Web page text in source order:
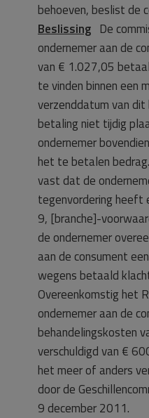
behoeven, beslist de
Beslissing De
ondernemer aan de
van € 1.027,05
te vinden binnen een
verzenddatum van dit
betaling niet tijdig
ondernemer
het te betalen
vast dat de
tegenvordering heeft
9, [branche]-
de ondernemer
aan de consument
wegens betaald
Overeenkomstig het
ondernemer aan de
behandelingskosten
verschuldigd van €
het meer of anders
door de
9 december 2011.